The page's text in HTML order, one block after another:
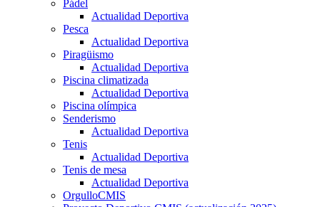
Pádel
Actualidad Deportiva
Pesca
Actualidad Deportiva
Piragüismo
Actualidad Deportiva
Piscina climatizada
Actualidad Deportiva
Piscina olímpica
Senderismo
Actualidad Deportiva
Tenis
Actualidad Deportiva
Tenis de mesa
Actualidad Deportiva
OrgulloCMIS